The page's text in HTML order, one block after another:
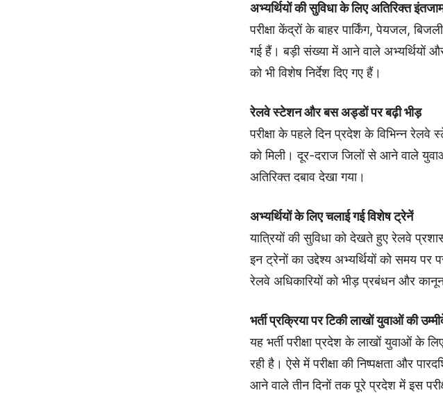
अभ्यर्थियों की सुविधा के लिए अतिरिक्त
परीक्षा केंद्रों के बाहर पार्किंग, पेयजल,
गई हैं। बड़ी संख्या में आने वाले अभ्यर्थियों
को भी विशेष निर्देश दिए गए हैं।
रेलवे स्टेशन और बस अड्डों पर बढ़ी भीड़
परीक्षा के पहले दिन प्रदेश के विभिन्न रेलवे
को मिली। दूर-दराज जिलों से आने वाले
अतिरिक्त दबाव देखा गया।
अभ्यर्थियों के लिए चलाई गई विशेष ट्रेनें
यात्रियों की सुविधा को देखते हुए रेलवे
इन ट्रेनों का उद्देश्य अभ्यर्थियों को समय पर
रेलवे अधिकारियों को भीड़ प्रबंधन और
भर्ती प्रक्रिया पर टिकी लाखों युवाओं की
यह भर्ती परीक्षा प्रदेश के लाखों युवाओं के
रही है। ऐसे में परीक्षा की निष्पक्षता और
आने वाले तीन दिनों तक पूरे प्रदेश में इस